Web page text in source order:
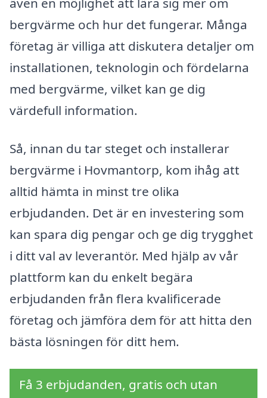
bergvärme och hur det fungerar. Många
företag är villiga att diskutera detaljer om
installationen, teknologin och fördelarna
med bergvärme, vilket kan ge dig
värdefull information.
Så, innan du tar steget och installerar
bergvärme i Hovmantorp, kom ihåg att
alltid hämta in minst tre olika
erbjudanden. Det är en investering som
kan spara dig pengar och ge dig trygghet
i ditt val av leverantör. Med hjälp av vår
plattform kan du enkelt begära
erbjudanden från flera kvalificerade
företag och jämföra dem för att hitta den
bästa lösningen för ditt hem.
Få 3 erbjudanden, gratis och utan